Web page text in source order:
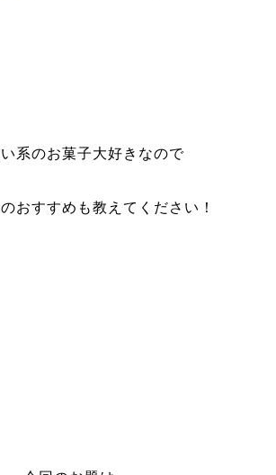
系のお菓子大好きなので
おすすめも教えてください！